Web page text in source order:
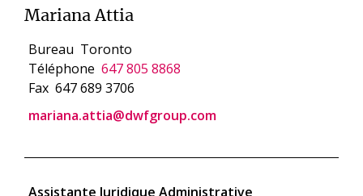
Mariana Attia
Bureau Toronto
Téléphone 647 805 8868
Fax 647 689 3706
mariana.attia@dwfgroup.com
Assistante Juridique Administrative